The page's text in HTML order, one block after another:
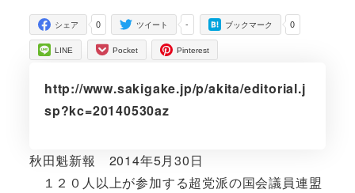
0
シェア -
ツイート 0
ブックマーク
LINE Pocket Pinterest
http://www.sakigake.jp/p/akita/editorial.j
sp?kc=20140530az
秋田魁新報 2014年5月30日
１２０人以上が参加する超党派の国会議員連盟